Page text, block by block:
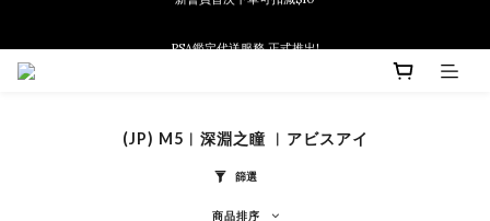
(JP) M5︱深淵之瞳 ︱アビスアイ
篩選
商品排序